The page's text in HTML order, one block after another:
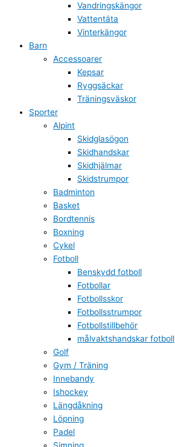
Vandringskängor
Vattentäta
Vinterkängor
Barn
Accessoarer
Kepsar
Ryggsäckar
Träningsväskor
Sporter
Alpint
Skidglasögon
Skidhandskar
Skidhjälmar
Skidstrumpor
Badminton
Basket
Bordtennis
Boxning
Cykel
Fotboll
Benskydd fotboll
Fotbollar
Fotbollsskor
Fotbollsstrumpor
Fotbollstillbehör
målvaktshandskar fotboll
Golf
Gym / Träning
Innebandy
Ishockey
Längdåkning
Löpning
Padel